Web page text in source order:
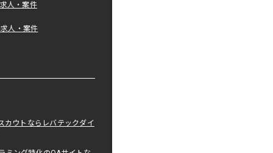
人・案件
人・案件
カウトならレバテックダイ